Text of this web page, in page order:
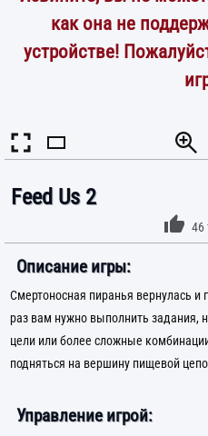
как она не
устройстве!
Feed Us 2
46
Описание игры:
Смертоносная пиранья вернулась и
раз вам нужно выполнить задания,
цели или более сложные
подняться на вершину пищевой
Управление игрой: